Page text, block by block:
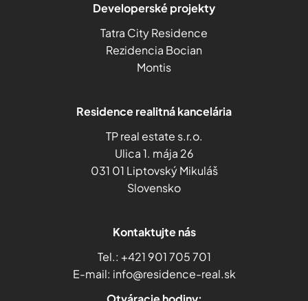
Developerské projekty
Tatra City Residence
Rezidencia Bocian
Montis
Residence realitná kancelária
TP real estate s.r.o.
Ulica 1. mája 26
031 01 Liptovský Mikuláš
Slovensko
Kontaktujte nás
Tel.: +421 901 705 701
E-mail: info@residence-real.sk